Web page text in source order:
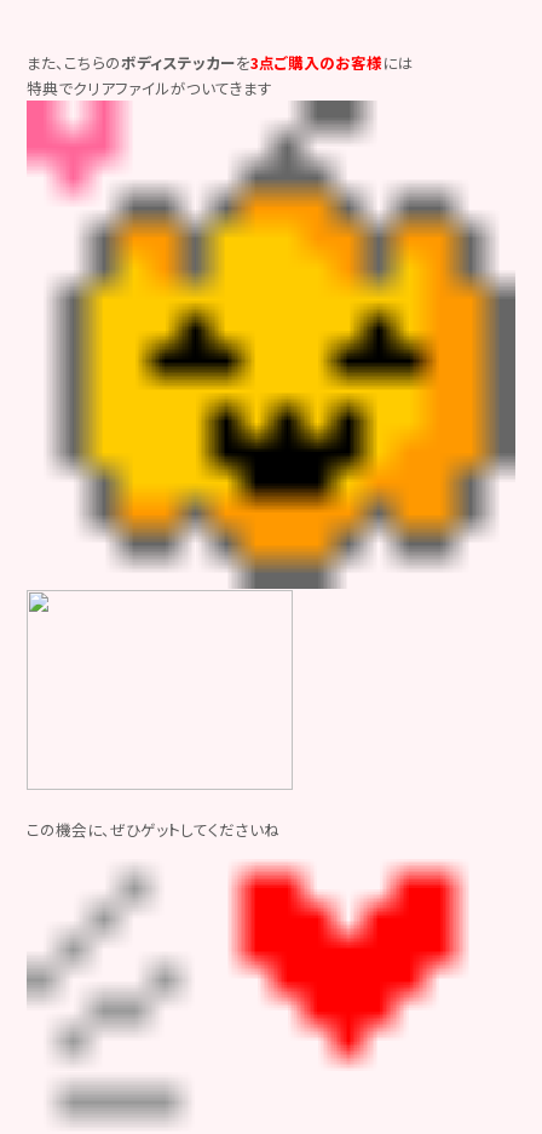
また、こちらのボディステッカーを3点ご購入のお客様には
特典でクリアファイルがついてきます
この機会に、ぜひゲットしてくださいね